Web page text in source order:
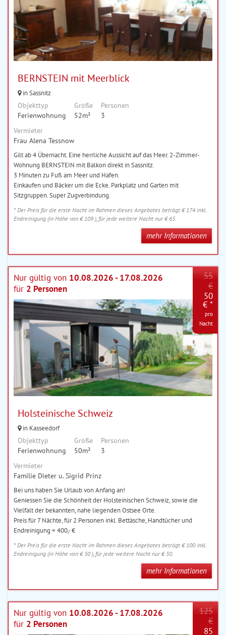
BERNSTEIN mit Meerblick
in Sassnitz
Objekttyp
Ferienwohnung
Größe
52m²
Personen
3
Vermieter
Frau Alena Tessnow
Gilt ab 4 Übernacht. Eine herrliche Aussicht auf das Meer. 2-Zimmer-
Wohnung BERNSTEIN mit Balkon direkt in Sassnitz.
3 Minuten zu Fuß am Meer und Hafen.
Einkaufen und Bäcker um die Ecke. Parkplatz und Garten mit
Sitzgruppen. Super Zugverbindung.
* Der Preis für die erste Nacht im Rahmen dieses Angebotes beträgt € 174 inkl.
Endreinigung (in Höhe von € 109 ), für jede weitere Nacht nur € 65.
mehr Informationen
Nur gültig von 10.08.2026 - 17.08.2026
für 2 Personen
Holsteinische Schweiz
in Kasseedorf
Objekttyp
Ferienwohnung
Größe
50m²
Personen
3
55
€
50
€ *
pro
Nacht
Vermieter
Familie Dieter u. Sigrid Prinz
Bei uns haben Sie Urlaub von Anfang an!
Geniessen Sie die Schönheit der Holsteinischen Schweiz, sowie die
Vielfalt der bekannten, nahe liegenden Ostsee Orte.
Preis für 7 Nächte, für 2 Personen inkl. Bettäsche, Handtücher und
Endreinigung = 400,- €
* Der Preis für die erste Nacht im Rahmen dieses Angebotes beträgt € 100 inkl.
Endreinigung (in Höhe von € 50 ), für jede weitere Nacht nur € 50.
mehr Informationen
Nur gültig von 10.08.2026 - 17.08.2026
für 2 Personen
125
€
85